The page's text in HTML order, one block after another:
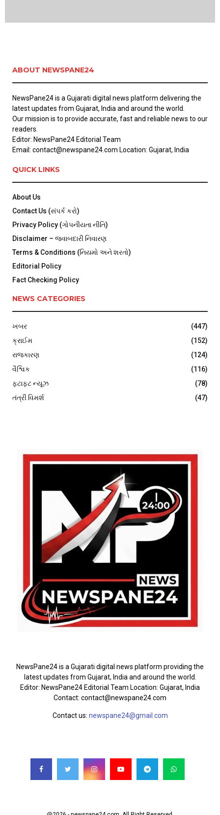
ABOUT NEWSPANE24
NewsPane24 is a Gujarati digital news platform delivering the
latest updates from Gujarat, India and around the world.
Our mission is to provide accurate, fast and reliable news to our
readers.
Editor: NewsPane24 Editorial Team
Email: contact@newspane24.com Location: Gujarat, India
QUICK LINKS
About Us
Contact Us (સંપર્ક કરો)
Privacy Policy (ગોપનીયતા નીતિ)
Disclaimer – જવાબદારી નિવારણ
Terms & Conditions (નિયમો અને શરતો)
Editorial Policy
Fact Checking Policy
NEWS CATEGORIES
ખબર
(447)
ક્રાઈમ
(152)
રાજકારણ
(124)
વૈશ્વિક
(116)
ફટાફટ ન્યૂઝ
(78)
તંત્રી વિમર્શ
(47)
NewsPane24 is a Gujarati digital news platform providing the
latest updates from Gujarat, India and around the world.
Editor: NewsPane24 Editorial Team Location: Gujarat, India
Contact: contact@newspane24.com
Contact us: newspane24@gmail.com